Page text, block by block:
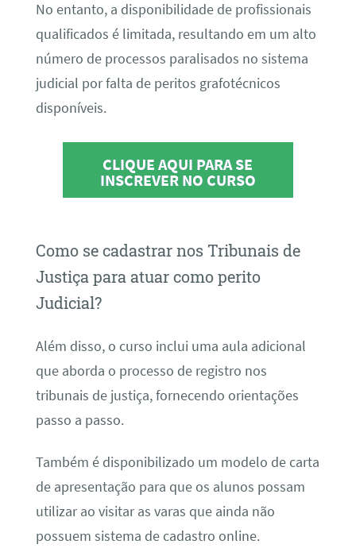
No entanto, a disponibilidade de profissionais
qualificados é limitada, resultando em um alto
número de processos paralisados no sistema
judicial por falta de peritos grafotécnicos
disponíveis.
CLIQUE AQUI PARA SE
INSCREVER NO CURSO
Como se cadastrar nos Tribunais de
Justiça para atuar como perito
Judicial?
Além disso, o curso inclui uma aula adicional
que aborda o processo de registro nos
tribunais de justiça, fornecendo orientações
passo a passo.
Também é disponibilizado um modelo de carta
de apresentação para que os alunos possam
utilizar ao visitar as varas que ainda não
possuem sistema de cadastro online.